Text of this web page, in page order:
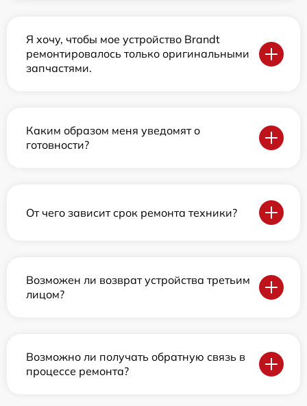
Я хочу, чтобы мое устройство Brandt
ремонтировалось только оригинальными
запчастями.
Каким образом меня уведомят о
готовности?
От чего зависит срок ремонта техники?
Возможен ли возврат устройства третьим
лицом?
Возможно ли получать обратную связь в
процессе ремонта?